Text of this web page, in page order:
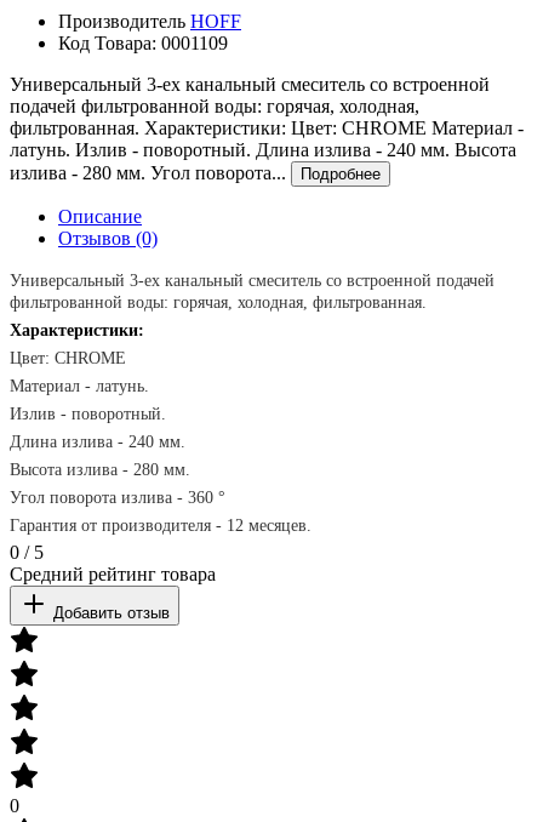
Производитель HOFF
Код Товара: 0001109
Универсальный 3-ех канальный смеситель со встроенной
подачей фильтрованной воды: горячая, холодная,
фильтрованная. Характеристики: Цвет: CHROME Материал -
латунь. Излив - поворотный. Длина излива - 240 мм. Высота
излива - 280 мм. Угол поворота...
Подробнее
Описание
Отзывов (0)
Универсальный 3-ех канальный смеситель со встроенной подачей
фильтрованной воды: горячая, холодная, фильтрованная.
Характеристики:
Цвет: CHROME
Материал - латунь.
Излив - поворотный.
Длина излива - 240 мм.
Высота излива - 280 мм.
Угол поворота излива - 360 °
Гарантия от производителя - 12 месяцев.
0 / 5
Средний рейтинг товара
Добавить отзыв
0